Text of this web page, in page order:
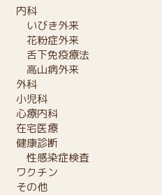
内科
いびき外来
花粉症外来
舌下免疫療法
高山病外来
外科
小児科
心療内科
在宅医療
健康診断
性感染症検査
ワクチン
その他